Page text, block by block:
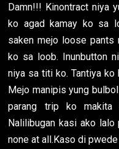
Damn!!! Kinontract niya
ko agad kamay ko sa
saken mejo loose pants
ko sa loob. Inunbutton
niya sa titi ko. Tantiya ko
Mejo manipis yung
parang trip ko
Nalilibugan kasi ako
none at all.Kaso di